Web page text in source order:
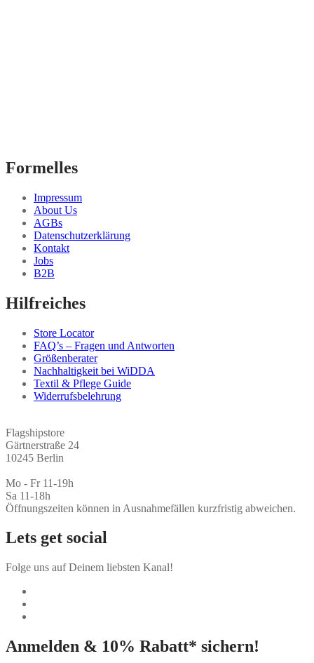
Formelles
Impressum
About Us
AGBs
Datenschutzerklärung
Kontakt
Jobs
B2B
Hilfreiches
Store Locator
FAQ’s – Fragen und Antworten
Größenberater
Nachhaltigkeit bei WiDDA
Textil & Pflege Guide
Widerrufsbelehrung
Flagshipstore
Gärtnerstraße 24
10245 Berlin
Mo - Fr 11-19h
Sa 11-18h
Öffnungszeiten können in Ausnahmefällen kurzfristig abweichen.
Lets get social
Folge uns auf Deinem liebsten Kanal!
Anmelden & 10% Rabatt* sichern!